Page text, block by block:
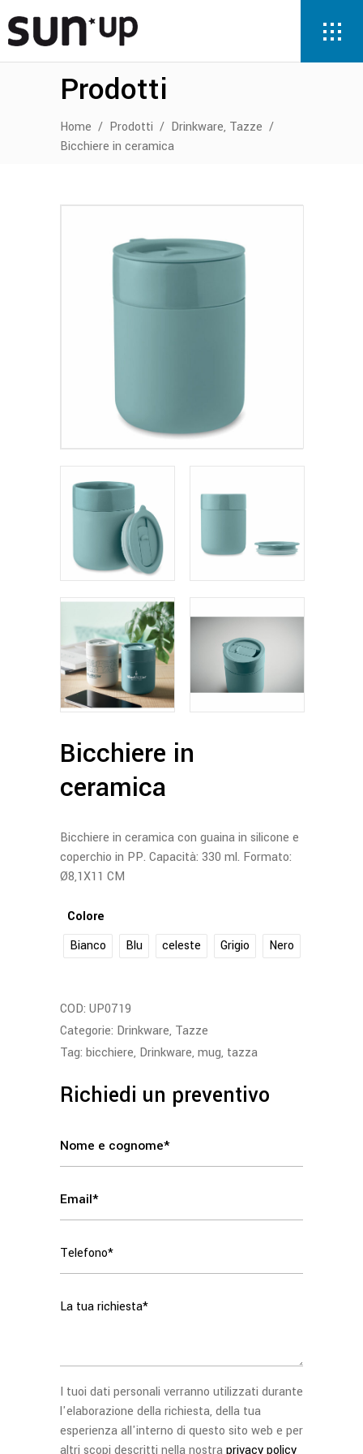
Prodotti
Home / Prodotti / Drinkware, Tazze /
Bicchiere in ceramica
Bicchiere in
ceramica
Bicchiere in ceramica con guaina in silicone e
coperchio in PP. Capacità: 330 ml. Formato:
Ø8,1X11 CM
Colore
Bianco
Blu celeste Grigio Nero
COD: UP0719
Categorie: Drinkware, Tazze
Tag: bicchiere, Drinkware, mug, tazza
Richiedi un preventivo
I tuoi dati personali verranno utilizzati durante
l'elaborazione della richiesta, della tua
esperienza all'interno di questo sito web e per
altri scopi descritti nella nostraprivacy policy